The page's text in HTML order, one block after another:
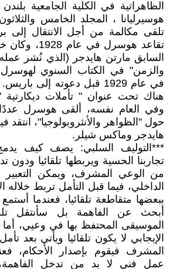
تلقى مكالمة من أجل الانتقال إلى
تقاعد هوسرل في
السابق مارتن هايدجر (الذي نُشر
في عام 1929 قبل دعوته إلى
وفي العام نفسه، ألقى هوسرل
حول "الظواهر والأنثروبولوجيا"، انتقد
هايدجر وماكس شيلر.
***التوليف السلبي: يصف كيف
تجاربنا الحسية ويربطها تلقائيا
من الوعي المشرف، ويمكن
الداخلي، فيما قبل التأمل تربط خلاله
ببعضها متقاطعة تلقائيا، فعندما
أبحث عن الفاهمة بل سأنتقل
الموسيقى المحتفظ بها في وعيي، أما
الإيجابي لا يكون تلقائيا ويأتي بعد
المشرف فيقوم بإصدار الأحكام،
عمل فني لا بد من تدخل الفاهمة،